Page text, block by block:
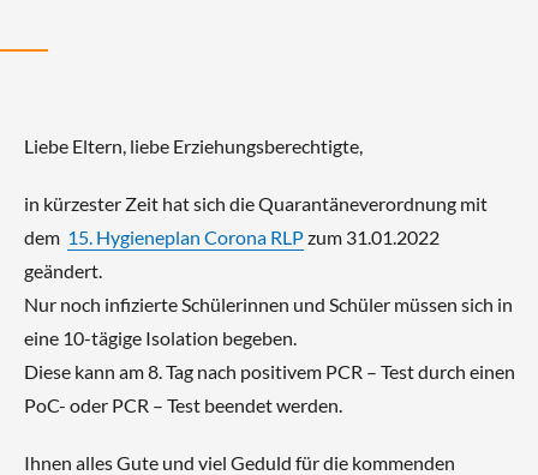
Liebe Eltern, liebe Erziehungsberechtigte,
in kürzester Zeit hat sich die Quarantäneverordnung mit
dem 15. Hygieneplan Corona RLPzum 31.01.2022
geändert.
Nur noch infizierte Schülerinnen und Schüler müssen sich in
eine 10-tägige Isolation begeben.
Diese kann am 8. Tag nach positivem PCR – Test durch einen
PoC- oder PCR – Test beendet werden.
Ihnen alles Gute und viel Geduld für die kommenden